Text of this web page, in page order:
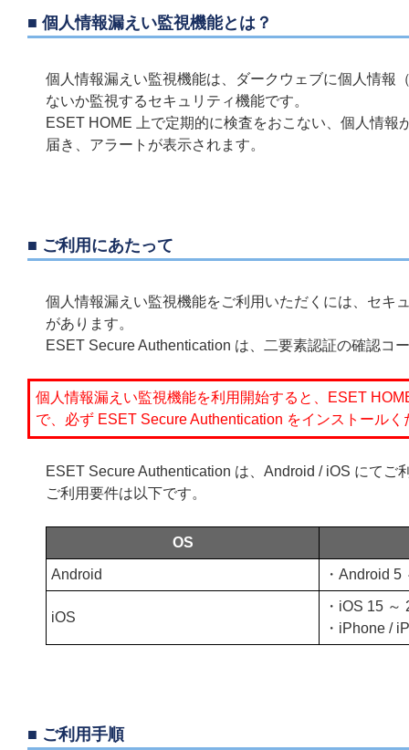
■ 個人情報漏えい監視機能とは？
個人情報漏えい監視機能は、ダークウェブに個人情報
ないか監視するセキュリティ機能です。
ESET HOME 上で定期的に検査をおこない、個人情
届き、アラートが表示されます。
■ ご利用にあたって
個人情報漏えい監視機能をご利用いただくには、セキ
があります。
ESET Secure Authentication は、二要素認証の確認コ
個人情報漏えい監視機能を利用開始すると、ESET
で、必ず ESET Secure Authentication をインストールく
ESET Secure Authentication は、Android / iOS にてご
ご利用要件は以下です。
OS
Android ・Android 5
iOS
・iOS 15 ～
・iPhone /
■ ご利用手順